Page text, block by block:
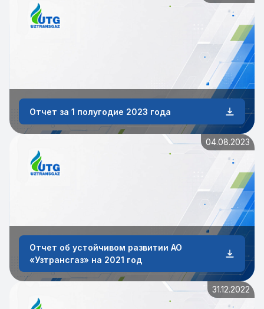
Отчет за 1 полугодие 2023 года
04.08.2023
Отчет об устойчивом развитии АО
«Узтрансгаз» на 2021 год
31.12.2022